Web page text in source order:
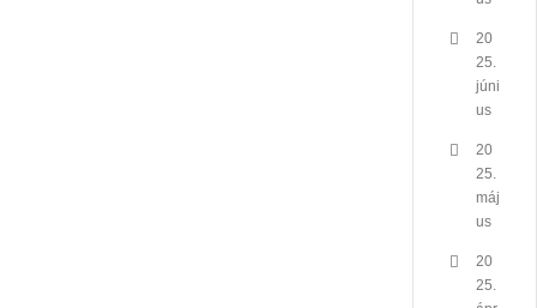
20
25.
júni
us
20
25.
máj
us
20
25.